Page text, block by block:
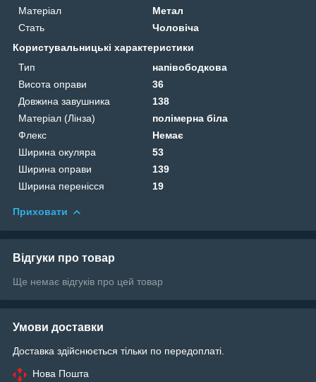
Матеріал
Метал
Стать
Чоловіча
Користувальницькі характеристики
Тип
напівободкова
Висота оправи
36
Довжина завушника
138
Матеріал (Лінза)
полімерна біла
Флекс
Немає
Ширина окуляра
53
Ширина оправи
139
Ширина перенісся
19
Приховати
Відгуки про товар
Ще немає відгуків про цей товар
Умови доставки
Доставка здійснюється тільки по передоплаті.
Нова Пошта